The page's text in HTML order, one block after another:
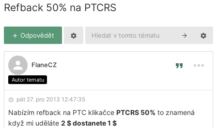
Refback 50% na PTCRS
Odpovědět
FlaneCZ
Autor tematu
pát 27. pro 2013 12:47:35
Nabízím refback na PTC klikačce PTCRS 50% to znamená
když mi uděláte 2 $ dostanete 1 $